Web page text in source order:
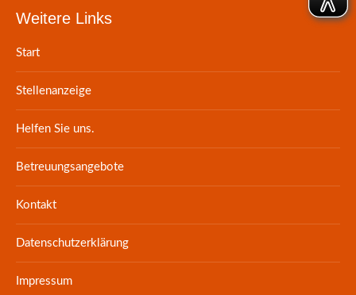
Weitere Links
Start
Stellenanzeige
Helfen Sie uns.
Betreuungsangebote
Kontakt
Datenschutzerklärung
Impressum